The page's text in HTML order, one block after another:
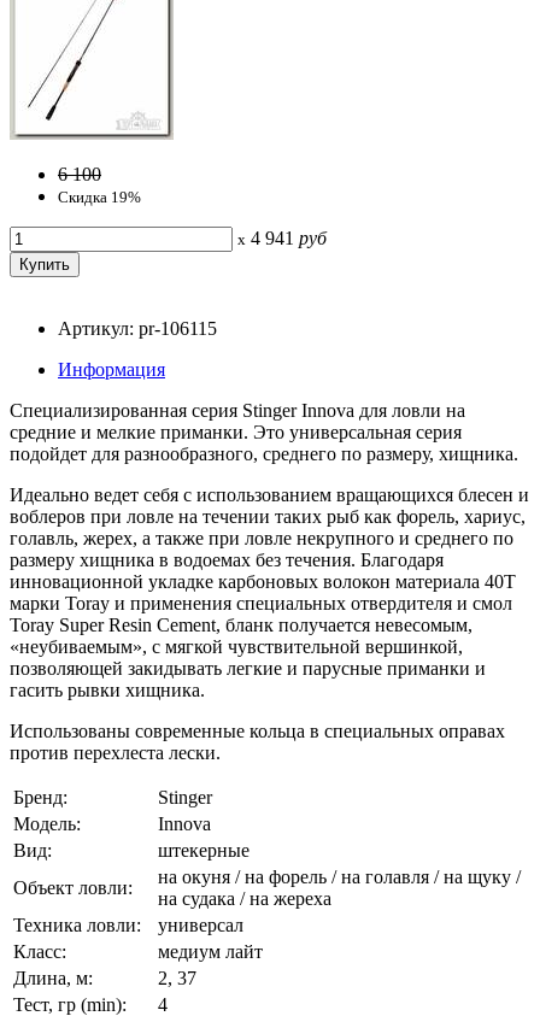
6 100
Скидка 19%
x 4 941 руб
Артикул: pr-106115
Информация
Специализированная серия Stinger Innova для ловли на
средние и мелкие приманки. Это универсальная серия
подойдет для разнообразного, среднего по размеру, хищника.
Идеально ведет себя с использованием вращающихся блесен и
воблеров при ловле на течении таких рыб как форель, хариус,
голавль, жерех, а также при ловле некрупного и среднего по
размеру хищника в водоемах без течения. Благодаря
инновационной укладке карбоновых волокон материала 40Т
марки Toray и применения специальных отвердителя и смол
Toray Super Resin Cement, бланк получается невесомым,
«неубиваемым», с мягкой чувствительной вершинкой,
позволяющей закидывать легкие и парусные приманки и
гасить рывки хищника.
Использованы современные кольца в специальных оправах
против перехлеста лески.
Бренд:
Stinger
Модель:
Innova
Вид:
штекерные
Объект ловли:
на окуня / на форель / на голавля / на щуку /
на судака / на жереха
Техника ловли:
универсал
Класс:
медиум лайт
Длина, м:
2, 37
Тест, гр (min):
4